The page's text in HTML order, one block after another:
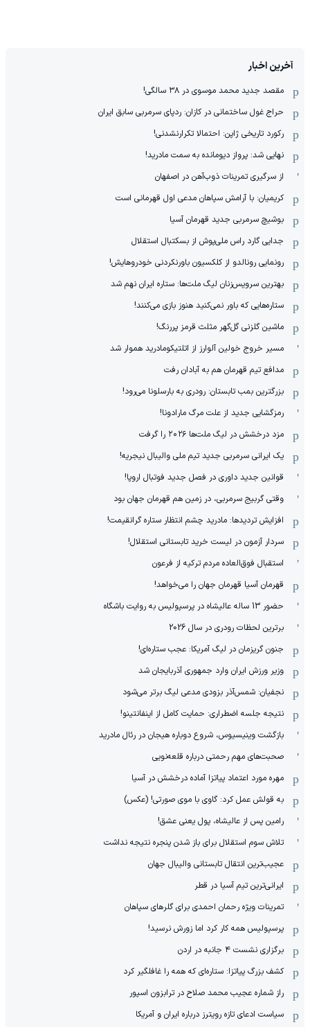
آخرین اخبار
مقصد جدید محمد موسوی در ٣٨ سالگی!
حراج غول ساختمانی در کازان: ردپای سرمربی سابق ایران
رکورد تاریخی ژاپن: احتمالا تکرارنشدنی!
نهایی شد: پرواز دیومانده به سمت مادرید!
از سرگیری تمرینات ذوب‌آهن در اصفهان
کریمیان: با آرامش سپاهان مدعی اول قهرمانی است
بوشیچ سرمربی جدید قهرمان آسیا
جدایی گارد راس ملی‌پوش از بسکتبال استقلال
رونمایی رونالدو از کلکسیون باورنکردنی خودروهایش!
بهترین سرویس‌زنان لیگ ملت‌ها: ستاره ایران نهم شد
ستاره‌هایی که باور نمی‌کنید هنوز بازی می‌کنند!
ماشین گلزنی گل‌گهر مثلث قرمز پررنگ!
مسیر خروج خولین آلوارز از اتلتیکومادرید هموار شد
مدافع تیم قهرمان هم به آبادان رفت
بزرگترین بمب تابستان: رودری به بارسلونا می‌رود!
رمزگشایی جدید از علت مرگ مارادونا!
مزد درخشش در لیگ ملت‌ها ٢٠٢۶ را گرفت
یک ایرانی سرمربی جدید تیم ملی والیبال نیجریه!
قوانین جدید داوری در فصل جدید فوتبال اروپا!
وقتی گربیج سرمربی، در زمین هم قهرمان جهان بود
افزایش تردیدها: مادرید چشم انتظار ستاره گرانقیمت!
سردار آزمون در لیست خرید تابستانی استقلال!
استقبال فوق‌‌العاده مردم ترکیه از فرعون
قهرمان آسیا قهرمان جهان را می‌خواهد!
حضور 13 ساله عالیشاه در پرسپولیس به روایت باشگاه
برترین لحظات رودری در سال 2026
جنون گریزمان در لیگ آمریکا: عجب ستاره‌ای!
وزیر ورزش ایران وارد جمهوری آذربایجان شد
نجفیان: شمس‌آذر بزودی مدعی لیگ برتر می‌شود
نتیجه جلسه اضطراری: حمایت کامل از اینفانتینو!
بازگشت وینیسیوس، شروع دوباره هیجان در رئال مادرید
صحبت‌های مهم رحمتی درباره قلعه‌نویی
مهره مورد اعتماد پیاتزا آماده درخشش در آسیا
به قولش عمل کرد: گاوی با موی صورتی! (عکس)
رامین پس از عالیشاه، پول یعنی عشق!
تلاش سوم استقلال برای باز شدن پنجره نتیجه نداشت
عجیب‌ترین انتقال تابستانی والیبال جهان
ایرانی‌ترین تیم آسیا در قطر
تمرینات ویژه رحمان احمدی برای گلرهای سپاهان
پرسپولیس همه کار کرد اما زورش نرسید!
برگزاری نشست ۴ جانبه در اردن
کشف بزرگ پیاتزا: ستاره‌ای که همه را غافلگیر کرد
راز شماره عجیب محمد صلاح در ترابزون اسپور
سیاست ادعای تازه رویترز درباره ایران و آمریکا